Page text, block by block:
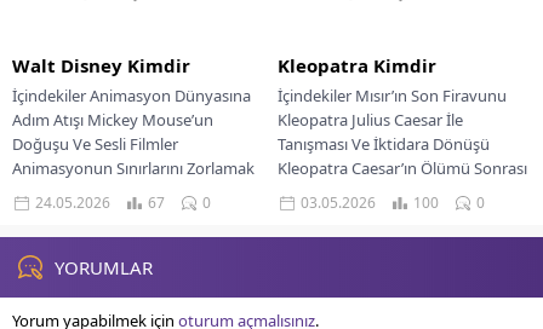
Walt Disney Kimdir
İçindekiler Animasyon Dünyasına
Adım Atışı Mickey Mouse’un
Doğuşu Ve Sesli Filmler
Animasyonun Sınırlarını Zorlamak
Animasyonun Zaferi Eğlence
İmparatorluğunun Kuruluşu Bir...
24.05.2026 67 0
Kleopatra Kimdir
İçindekiler Mısır’ın Son Firavunu
Kleopatra Julius Caesar İle
Tanışması Ve İktidara Dönüşü
Kleopatra Caesar’ın Ölümü Sonrası
Kleopatra’nın Konumu Mark
Antony...
03.05.2026 100 0
YORUMLAR
Yorum yapabilmek için oturum açmalısınız.